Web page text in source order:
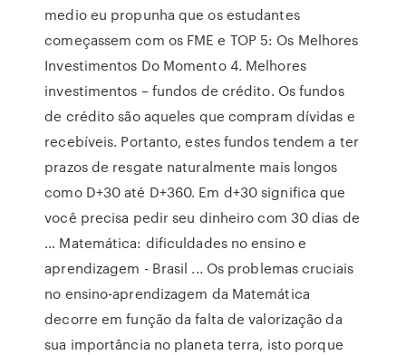
medio eu propunha que os estudantes
começassem com os FME e TOP 5: Os Melhores
Investimentos Do Momento 4. Melhores
investimentos – fundos de crédito. Os fundos
de crédito são aqueles que compram dívidas e
recebíveis. Portanto, estes fundos tendem a ter
prazos de resgate naturalmente mais longos
como D+30 até D+360. Em d+30 significa que
você precisa pedir seu dinheiro com 30 dias de
… Matemática: dificuldades no ensino e
aprendizagem - Brasil ... Os problemas cruciais
no ensino-aprendizagem da Matemática
decorre em função da falta de valorização da
sua importância no planeta terra, isto porque